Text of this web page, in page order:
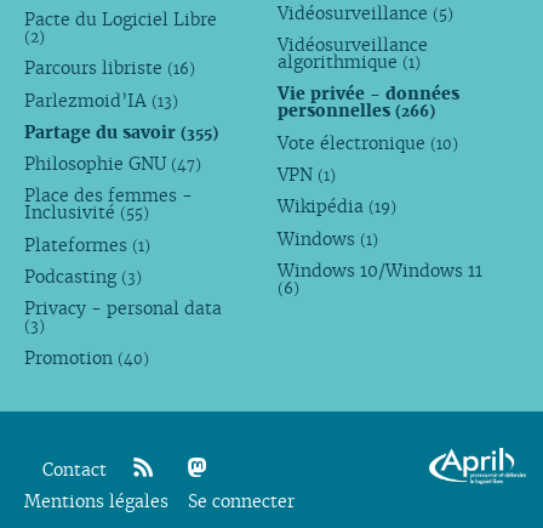
Pacte du Logiciel Libre
(2)
Parcours libriste (16)
Parlezmoid’IA (13)
Partage du savoir (355)
Philosophie GNU (47)
Place des femmes -
Inclusivité (55)
Plateformes (1)
Podcasting (3)
Privacy - personal data
(3)
Promotion (40)
Vidéosurveillance (5)
Vidéosurveillance
algorithmique (1)
Vie privée - données
personnelles(266)
Vote électronique (10)
VPN (1)
Wikipédia (19)
Windows (1)
Windows 10/Windows 11
(6)
Contact
rss mastodon
Mentions légales Se connecter